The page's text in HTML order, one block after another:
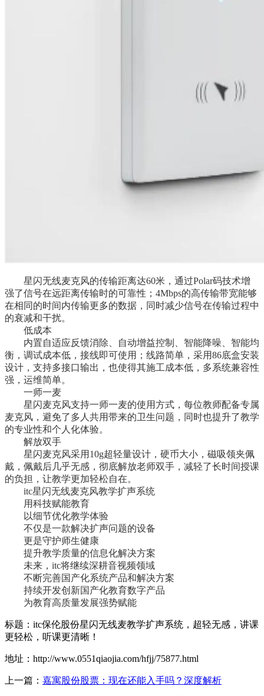
星闪无线麦克风的传输距离达60米，通过Polar码技术增
强了信号在远距离传输时的可靠性；4Mbps的高传输带宽能够
在相同的时间内传输更多的数据，同时减少信号在传输过程中
的衰减和干扰。
低成本
内置自适应反馈消除、自动增益控制、智能降噪、智能均
衡，调试成本低，接线即可使用；线路简单，采用86底盒安装
设计，支持多接口输出，也使得其施工成本低，多系统兼容性
强，运维简单。
一师一麦
星闪麦克风支持一师一麦的使用方式，每位教师配备专属
麦克风，避免了多人共用带来的卫生问题，同时也提升了教学
的专业性和个人化体验。
解放双手
星闪麦克风采用10g超轻量设计，硬币大小，磁吸领夹佩
戴，佩戴后几乎无感，彻底解放老师双手，减轻了长时间授课
的负担，让教学更加轻松自在。
itc星闪无线麦克风教学扩声系统
用科技赋能教育
以细节优化教学体验
不仅是一款解决扩声问题的设备
更是守护师生健康
提升教学质量的信息化解决方案
未来，itc将继续深耕音视频领域
不断完善国产化系统产品和解决方案
持续开发创新国产化教育数字产品
为教育高质量发展强势赋能
标题：itc保伦股份星闪无线麦教学扩声系统，超轻无感，讲课
更轻松，听课更清晰！
地址：http://www.0551qiaojia.com/hfjj/75877.html
上一篇： 嘉寓股份股票：现在还能入手吗？深度解析